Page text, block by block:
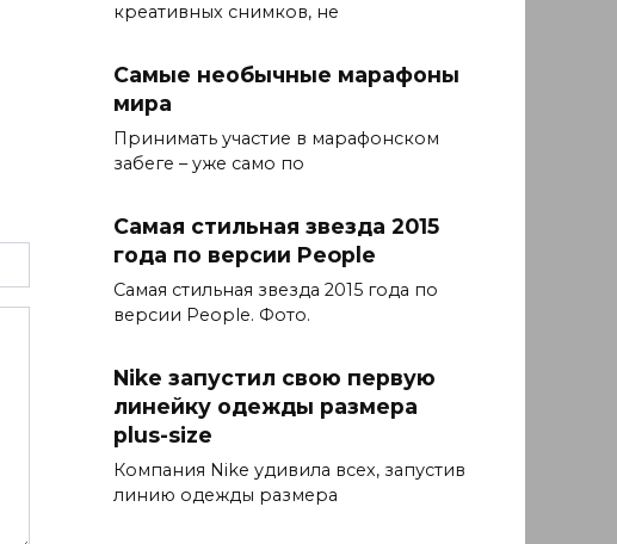
креативных снимков, не
Самые необычные марафоны
мира
Принимать участие в марафонском
забеге – уже само по
Самая стильная звезда 2015
года по версии People
Самая стильная звезда 2015 года по
версии People. Фото.
Nike запустил свою первую
линейку одежды размера
plus-size
Компания Nike удивила всех, запустив
линию одежды размера